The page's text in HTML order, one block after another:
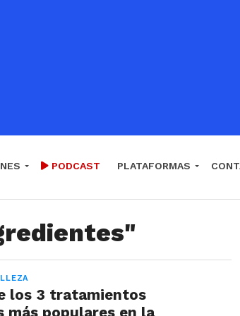
PODCAST PLATAFORMAS
los 3 tratamientos
más populares en la